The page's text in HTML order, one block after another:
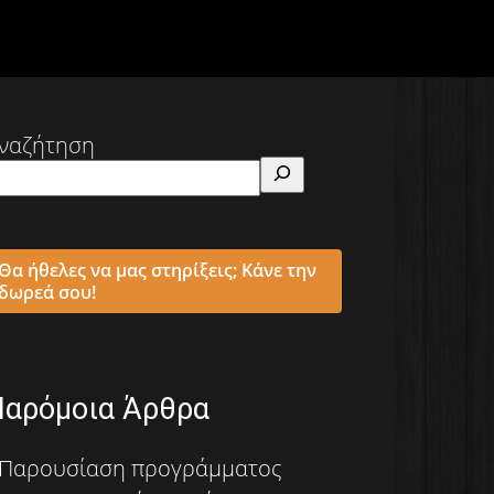
ήθελες να μας στηρίξεις; Κάνε την
σου!
Άρθρα
προγράμματος